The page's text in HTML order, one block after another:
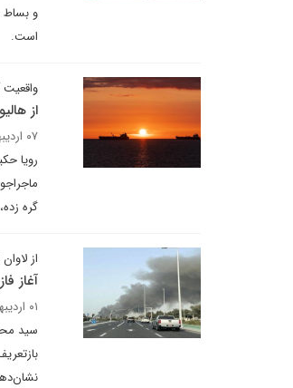
و بساط
است.
از
۰۷ اردیبهشت ۱۴۰۵
رویا
گره
از
آغاز
۰۱ اردیبهشت ۱۴۰۵
سید